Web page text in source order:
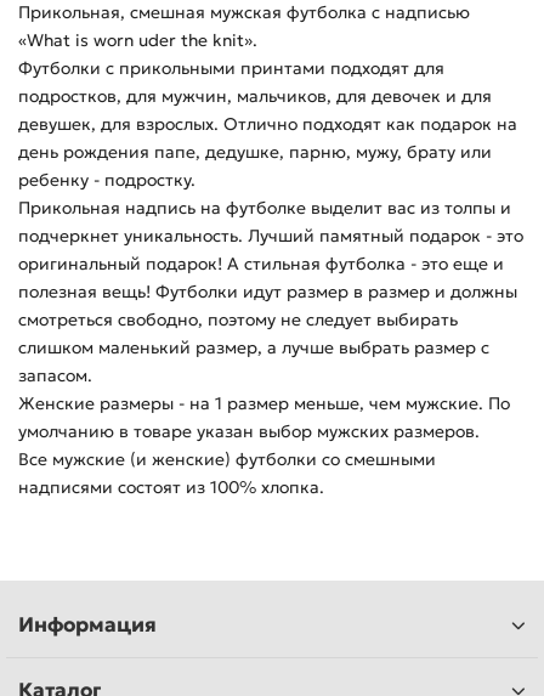
Прикольная, смешная мужская футболка с надписью
«What is worn uder the knit».
Футболки с прикольными принтами подходят для
подростков, для мужчин, мальчиков, для девочек и для
девушек, для взрослых. Отлично подходят как подарок на
день рождения папе, дедушке, парню, мужу, брату или
ребенку - подростку.
Прикольная надпись на футболке выделит вас из толпы и
подчеркнет уникальность. Лучший памятный подарок - это
оригинальный подарок! А стильная футболка - это еще и
полезная вещь! Футболки идут размер в размер и должны
смотреться свободно, поэтому не следует выбирать
слишком маленький размер, а лучше выбрать размер с
запасом.
Женские размеры - на 1 размер меньше, чем мужские. По
умолчанию в товаре указан выбор мужских размеров.
Все мужские (и женские) футболки со смешными
надписями состоят из 100% хлопка.
Информация
Каталог